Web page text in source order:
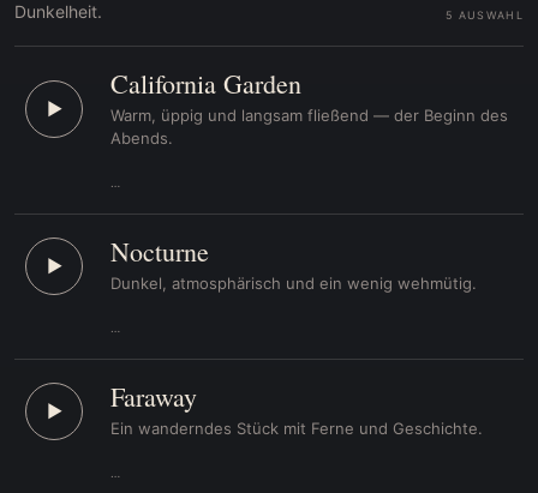
Dunkelheit.
5 AUSWAHL
▶
California Garden
Warm, üppig und langsam fließend — der Beginn des
Abends.
▶ Nocturne
Dunkel, atmosphärisch und ein wenig wehmütig.
▶ Faraway
Ein wanderndes Stück mit Ferne und Geschichte.